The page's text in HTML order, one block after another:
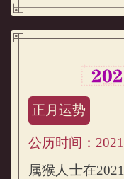
正月运势
公历时间：
属猴人士在